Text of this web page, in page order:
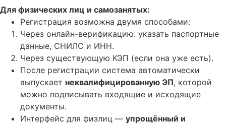
Для физических лиц и самозанятых:
Регистрация возможна двумя способами:
Через онлайн-верификацию: указать паспортные
данные, СНИЛС и ИНН.
Через существующую КЭП (если она уже есть).
После регистрации система автоматически
выпускает неквалифицированную ЭП, которой
можно подписывать входящие и исходящие
документы.
Интерфейс для физлиц — упрощённый и